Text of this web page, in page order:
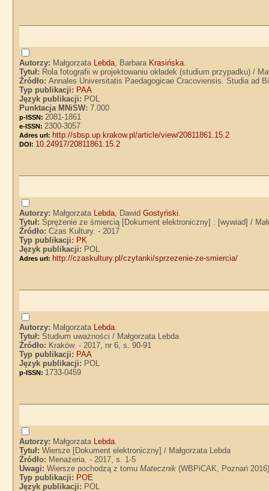
Autorzy: Małgorzata Lebda, Barbara Krasińska.
Tytuł: Rola fotografii w projektowaniu okładek (studium przypadku) /
Źródło:Annales Universitatis Paedagogicae Cracoviensis. Studia ad
Typ publikacji: PAA
Język publikacji: POL
Punktacja MNiSW:7.000
p-ISSN: 2081-1861
e-ISSN: 2300-3057
Adres url: http://sbsp.up.krakow.pl/article/view/20811861.15.2
DOI: 10.24917/20811861.15.2
Autorzy: Małgorzata Lebda, DawidGostyński.
Tytuł:Sprężenie ze śmiercią [Dokument elektroniczny] : [wywiad] /
Źródło:Czas Kultury. - 2017
Typ publikacji: PK
Język publikacji: POL
Adres url: http://czaskultury.pl/czytanki/sprzezenie-ze-smiercia/
Autorzy: Małgorzata Lebda.
Tytuł:Studium uważności / Małgorzata Lebda
Źródło: Kraków. - 2017, nr 6, s. 90-91
Typ publikacji: PAA
Język publikacji: POL
p-ISSN: 1733-0459
Autorzy: Małgorzata Lebda.
Tytuł:Wiersze [Dokument elektroniczny] / Małgorzata Lebda
Źródło: Menażeria. - 2017, s. 1-5
Uwagi:Wiersze pochodzą z tomuMatecznik (WBPiCAK, Poznań
Typ publikacji: POE
Język publikacji: POL